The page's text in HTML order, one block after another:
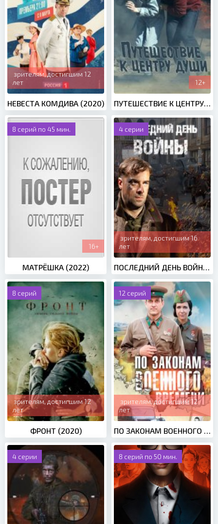
зрителям, достигшим 12
лет
НЕВЕСТА КОМДИВА (2020)
12+
ПУТЕШЕСТВИЕ К ЦЕНТРУ ДУШИ (2018)
8 серий по 45 мин.
16+
МАТРЁШКА (2022)
4 серии
зрителям, достигшим 16
лет
8 серий
зрителям, достигшим 12
лет
ФРОНТ (2020)
12 серий
зрителям, достигшим 12
лет
ПО ЗАКОНАМ ВОЕННОГО ВРЕМЕНИ 1 СЕЗОН (2016)
4 серии 8 серий по 50 мин.